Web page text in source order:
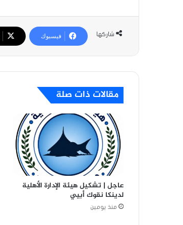
شاركها فيسبوك
مقالات ذات صلة
عاجل | تشكيل هيئة الإدارة الأهلية
لدينكا نقوك أبيي
منذ يومين